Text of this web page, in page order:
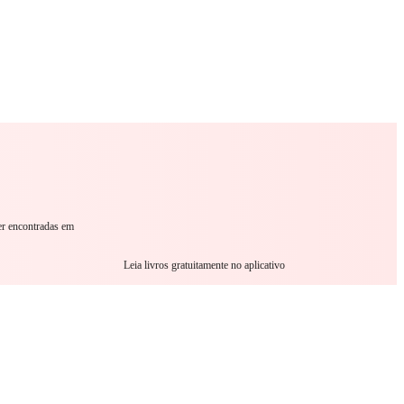
encontradas em
Leia livros gratuitamente no aplicativo